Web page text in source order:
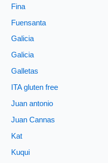
Fina
Fuensanta
Galicia
Galicia
Galletas
ITA gluten free
Juan antonio
Juan Cannas
Kat
Kuqui